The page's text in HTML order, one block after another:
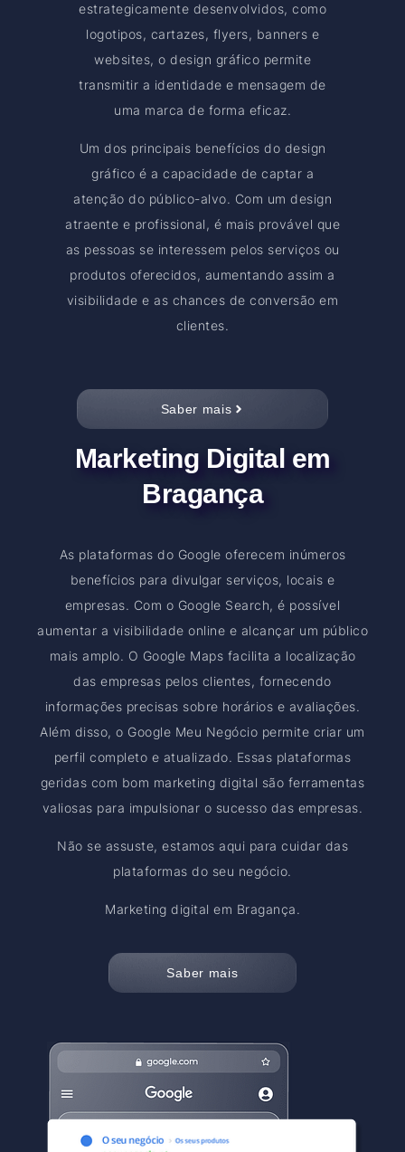
estrategicamente desenvolvidos, como
logotipos, cartazes, flyers, banners e
websites, o design gráfico permite
transmitir a identidade e mensagem de
uma marca de forma eficaz.
Um dos principais benefícios do design
gráfico é a capacidade de captar a
atenção do público-alvo. Com um design
atraente e profissional, é mais provável que
as pessoas se interessem pelos serviços ou
produtos oferecidos, aumentando assim a
visibilidade e as chances de conversão em
clientes.
Saber mais
Marketing Digital em
Bragança
As plataformas do Google oferecem inúmeros
benefícios para divulgar serviços, locais e
empresas. Com o Google Search, é possível
aumentar a visibilidade online e alcançar um público
mais amplo. O Google Maps facilita a localização
das empresas pelos clientes, fornecendo
informações precisas sobre horários e avaliações.
Além disso, o Google Meu Negócio permite criar um
perfil completo e atualizado. Essas plataformas
geridas com bom marketing digital são ferramentas
valiosas para impulsionar o sucesso das empresas.
Não se assuste, estamos aqui para cuidar das
plataformas do seu negócio.
Marketing digital em Bragança.
Saber mais